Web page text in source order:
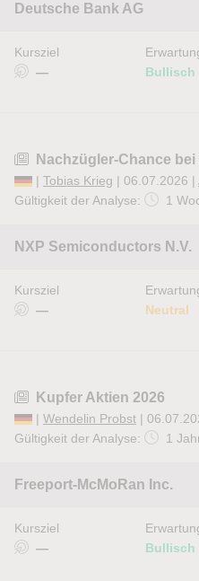
Deutsche Bank AG
Kursziel
—
Bullisch
Nachzügler-Chance
| Tobias Krieg | 06.07.2026 |
Gültigkeit der Analyse:
1
NXP Semiconductors N.V.
Kursziel
—
Neutral
Kupfer Aktien 2026
| Wendelin Probst |
Gültigkeit der Analyse:
1
Freeport-McMoRan Inc.
Kursziel
—
Bullisch